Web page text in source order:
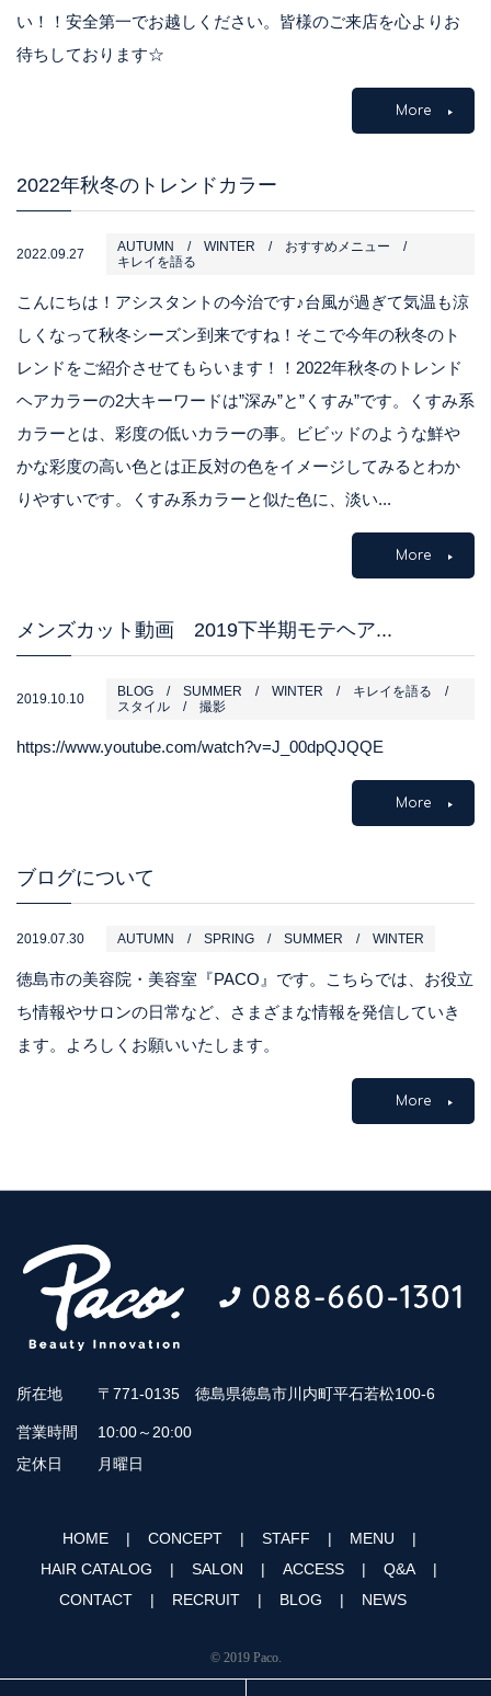
い！！安全第一でお越しください。皆様のご来店を心よりお
待ちしております☆
More
2022年秋冬のトレンドカラー
2022.09.27 AUTUMN WINTER
おすすめメニュー
キレイを語る
こんにちは！アシスタントの今治です♪台風が過ぎて気温も涼
しくなって秋冬シーズン到来ですね！そこで今年の秋冬のト
レンドをご紹介させてもらいます！！2022年秋冬のトレンド
ヘアカラーの2大キーワードは”深み”と”くすみ”です。くすみ系
カラーとは、彩度の低いカラーの事。ビビッドのような鮮や
かな彩度の高い色とは正反対の色をイメージしてみるとわか
りやすいです。くすみ系カラーと似た色に、淡い...
More
メンズカット動画 2019下半期モテヘア...
2019.10.10 BLOG SUMMER WINTER
キレイを語る
スタイル
撮影
https://www.youtube.com/watch?v=J_00dpQJQQE
More
ブログについて
2019.07.30 AUTUMN SPRING SUMMER WINTER
徳島市の美容院・美容室『PACO』です。こちらでは、お役立
ち情報やサロンの日常など、さまざまな情報を発信していき
ます。よろしくお願いいたします。
More
所在地 〒771-0135 徳島県徳島市川内町平石若松100-6
営業時間
10:00～20:00
定休日
月曜日
HOME CONCEPT STAFF
MENU
HAIR CATALOG
SALON ACCESS
Q&A
CONTACT
RECRUIT BLOG NEWS
© 2019 Paco.